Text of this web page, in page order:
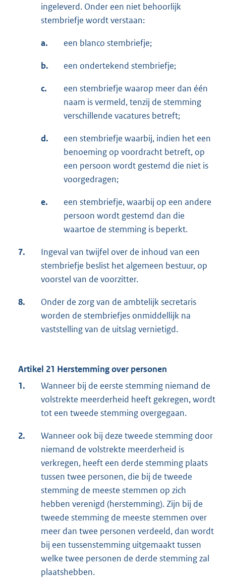
ingeleverd. Onder een niet behoorlijk
stembriefje wordt verstaan:
a. een blanco stembriefje;
b. een ondertekend stembriefje;
c.
een stembriefje waarop meer dan één
naam is vermeld, tenzij de stemming
verschillende vacatures betreft;
d.
een stembriefje waarbij, indien het een
benoeming op voordracht betreft, op
een persoon wordt gestemd die niet is
voorgedragen;
e.
een stembriefje, waarbij op een andere
persoon wordt gestemd dan die
waartoe de stemming is beperkt.
7.
Ingeval van twijfel over de inhoud van een
stembriefje beslist het algemeen bestuur, op
voorstel van de voorzitter.
8.
Onder de zorg van de ambtelijk secretaris
worden de stembriefjes onmiddellijk na
vaststelling van de uitslag vernietigd.
Artikel 21 Herstemming over personen
1.
Wanneer bij de eerste stemming niemand de
volstrekte meerderheid heeft gekregen, wordt
tot een tweede stemming overgegaan.
2.
Wanneer ook bij deze tweede stemming door
niemand de volstrekte meerderheid is
verkregen, heeft een derde stemming plaats
tussen twee personen, die bij de tweede
stemming de meeste stemmen op zich
hebben verenigd (herstemming). Zijn bij de
tweede stemming de meeste stemmen over
meer dan twee personen verdeeld, dan wordt
bij een tussenstemming uitgemaakt tussen
welke twee personen de derde stemming zal
plaatshebben.